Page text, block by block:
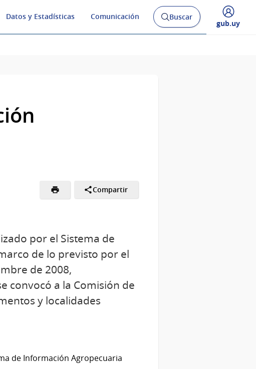
Datos y Estadísticas Comunicación
Abrir
buscador
Buscar
Desplegar
gub.uy
Compartir
por el Sistema de
de lo previsto por el
de 2008,
convocó a la Comisión de
y localidades
de Información Agropecuaria